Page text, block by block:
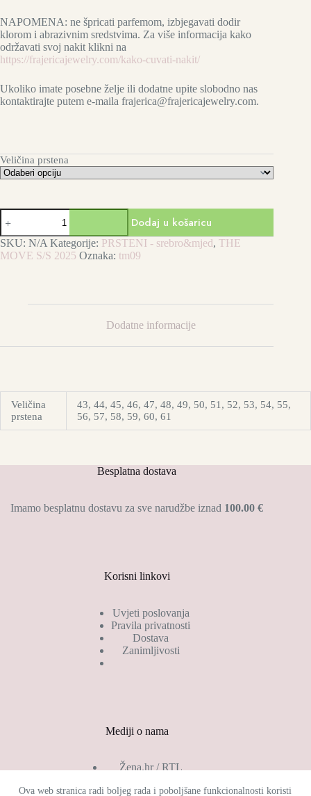
Ova web stranica radi boljeg rada i poboljšane funkcionalnosti koristi
NAPOMENA: ne špricati parfemom, izbjegavati dodir
klorom i abrazivnim sredstvima. Za više informacija kako
održavati svoj nakit klikni na
https://frajericajewelry.com/kako-cuvati-nakit/
Ukoliko imate posebne želje ili dodatne upite slobodno nas
kontaktirajte putem e-maila frajerica@frajericajewelry.com.
Veličina prstena
The
Move
-
prsten
IV
Dodaj u košaricu
SKU: N/A Kategorije: PRSTENI - srebro&mjed, THE
MOVE S/S 2025 Oznaka: tm09
Dodatne informacije
Veličina
prstena
43, 44, 45, 46, 47, 48, 49, 50, 51, 52, 53, 54, 55,
56, 57, 58, 59, 60, 61
Besplatna dostava
Imamo besplatnu dostavu za sve narudžbe iznad 100.00 €
Korisni linkovi
Uvjeti poslovanja
Pravila privatnosti
Dostava
Zanimljivosti
Mediji o nama
Žena.hr / RTL
Jolie.hr